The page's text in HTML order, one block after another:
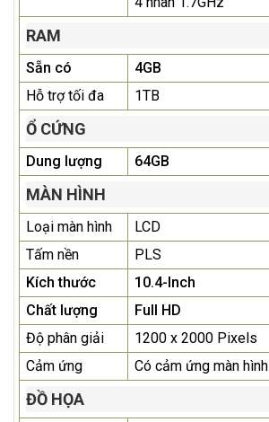
RAM
Sẵn có
4GB
Hỗ trợ tối đa
1TB
Ổ CỨNG
Dung lượng 64GB
MÀN HÌNH
Loại màn hình
LCD
Tấm nền
PLS
Kích thước
10.4-Inch
Chất lượng
Full HD
Độ phân giải
1200 x 2000 Pixels
Cảm ứng
Có cảm ứng màn hình
ĐỒ HỌA